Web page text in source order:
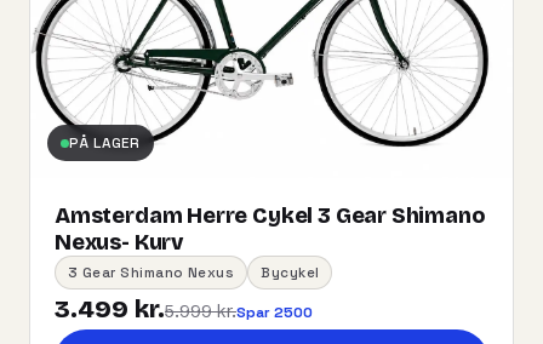
PÅ LAGER
Amsterdam Herre Cykel 3 Gear Shimano
Nexus- Kurv
3 Gear Shimano Nexus Bycykel
3.499 kr.5.999 kr.Spar 2500